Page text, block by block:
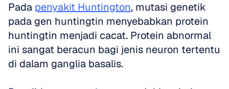
Pada penyakit Huntington, mutasi genetik
pada gen huntingtin menyebabkan protein
huntingtin menjadi cacat. Protein abnormal
ini sangat beracun bagi jenis neuron tertentu
di dalam ganglia basalis.